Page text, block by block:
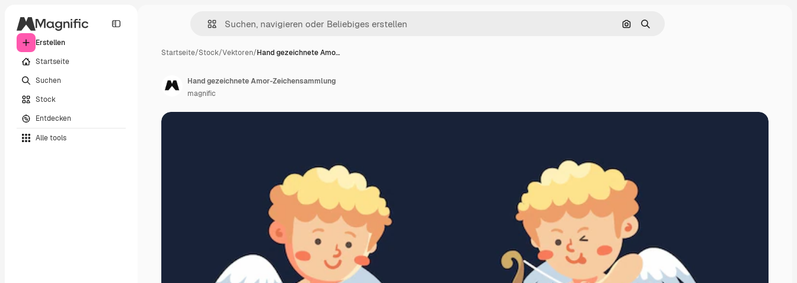
Erstellen
Startseite
Suchen
Stock
Entdecken
Alle tools
Nach Bild suchen
Suchen
Startseite/Stock/Vektoren/Hand gezeichnete Amo…
Hand gezeichnete Amor-Zeichensammlung
magnific